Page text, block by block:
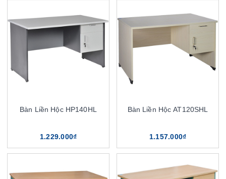
Bàn Liền Hộc HP140HL
1.229.000₫
Bàn Liền Hộc AT120SHL
1.157.000₫